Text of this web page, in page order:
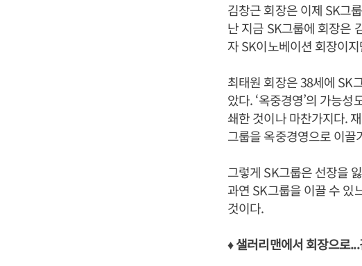
김창근 회장은 이제 SK그
난 지금 SK그룹에 회장은
자 SK이노베이션 회장이
최태원 회장은 38세에 SK
았다. ‘옥중경영’의 가능
쇄한 것이나 마찬가지다.
그룹을 옥중경영으로 이끌
그렇게 SK그룹은 선장을
과연 SK그룹을 이끌 수 있
것이다.
♦ 샐러리맨에서 회장으로